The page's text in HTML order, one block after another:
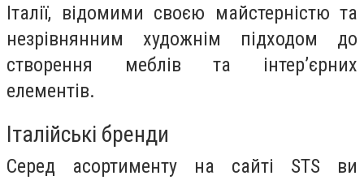
Італії, відомими своєю майстерністю та
незрівнянним художнім підходом до
створення меблів та інтер’єрних
елементів.
Італійські бренди
Серед асортименту на сайті STS ви